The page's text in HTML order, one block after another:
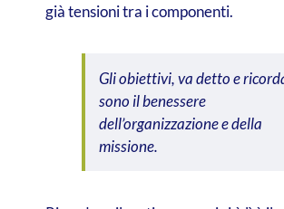
già tensioni tra i componenti.
Gli obiettivi, va detto e
sono il benessere
dell’organizzazione e della
missione.